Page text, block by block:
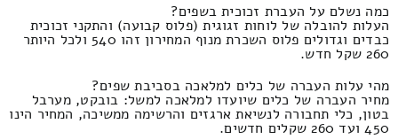
כמה נשלם על העברת זכוכית בשפים?
העלות להובלה של לוחות זגוגית (פלוס קבועה) והתקני זכוכית
כבדים וגדולים פלוס השכרת מנוף המחירון זהו 540 ולכל היותר
260 שקל חדש.
מהי עלות העברה של כלים למלאכה בסביבת שפים?
מחיר העברה של כלים שיועדו למלאכה למשל: בובקט, מערבל
בטון, כלי תחבורה לנשיאת ארגזים והרשימה ממשיכה, המחיר הינו
450 ועד 260 שקלים חדשים.